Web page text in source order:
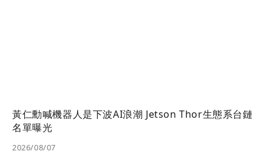
黃仁勳喊機器人是下波AI浪潮 Jetson Thor生態系台鏈
名單曝光
2026/08/07